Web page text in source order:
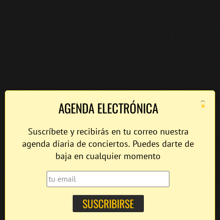
×
AGENDA ELECTRÓNICA
Suscríbete y recibirás en tu correo nuestra
agenda diaria de conciertos. Puedes darte de
baja en cualquier momento